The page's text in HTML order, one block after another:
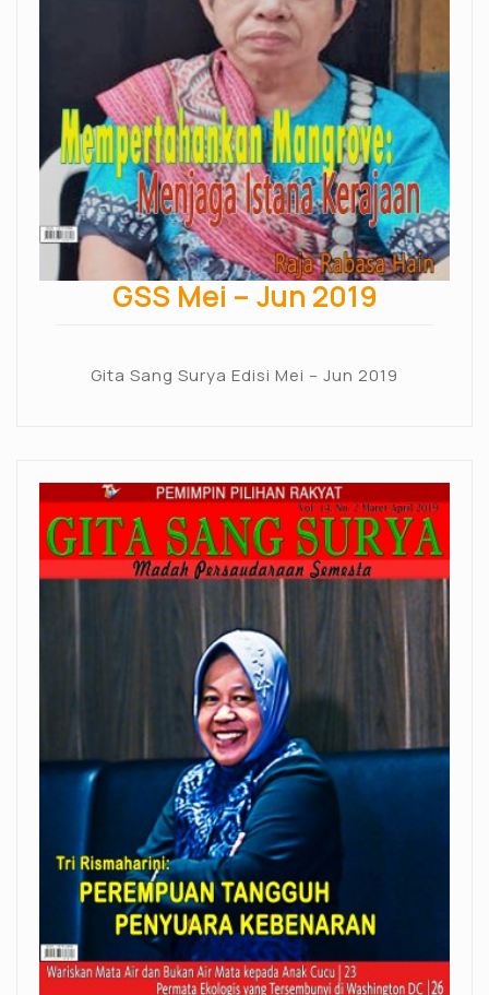
GSS Mei – Jun 2019
Gita Sang Surya Edisi Mei – Jun 2019